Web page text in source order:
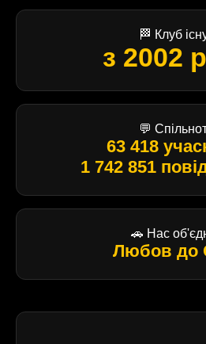
🏁 Клуб
з 2002
💬
63 418
1 742 851
🚗 Нас
Любов до